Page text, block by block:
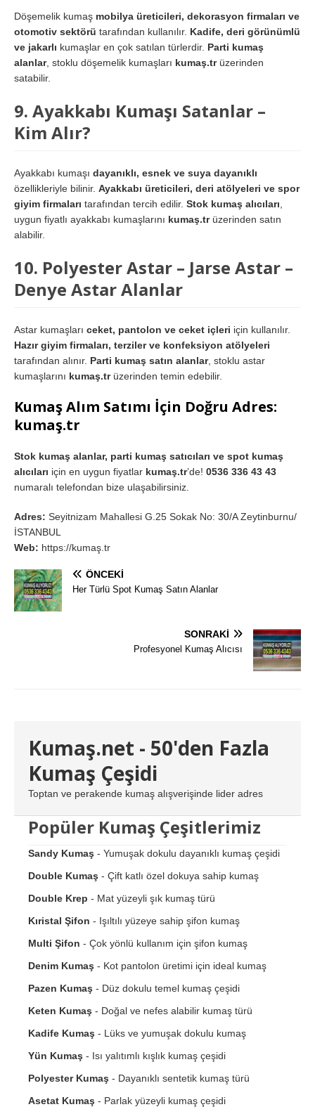
Döşemelik kumaş mobilya üreticileri, dekorasyon firmaları ve
otomotiv sektörü tarafından kullanılır. Kadife, deri görünümlü
ve jakarlı kumaşlar en çok satılan türlerdir. Parti kumaş
alanlar, stoklu döşemelik kumaşları kumaş.trüzerinden
satabilir.
9. Ayakkabı Kumaşı Satanlar –
Kim Alır?
Ayakkabı kumaşı dayanıklı, esnek ve suya dayanıklı
özellikleriyle bilinir. Ayakkabı üreticileri, deri atölyeleri ve spor
giyim firmaları tarafından tercih edilir. Stok kumaş alıcıları,
uygun fiyatlı ayakkabı kumaşlarını kumaş.trüzerinden satın
alabilir.
10. Polyester Astar – Jarse Astar –
Denye Astar Alanlar
Astar kumaşları ceket, pantolon ve ceket içleri için kullanılır.
Hazır giyim firmaları, terziler ve konfeksiyon atölyeleri
tarafından alınır. Parti kumaş satın alanlar, stoklu astar
kumaşlarını kumaş.trüzerinden temin edebilir.
Kumaş Alım Satımı İçin Doğru Adres:
kumaş.tr
Stok kumaş alanlar, parti kumaş satıcıları ve spot kumaş
alıcıları için en uygun fiyatlar kumaş.tr’de! 0536 336 43 43
numaralı telefondan bize ulaşabilirsiniz.
Adres: Seyitnizam Mahallesi G.25 Sokak No: 30/A Zeytinburnu/
İSTANBUL
Web: https://kumaş.tr
ÖNCEKI
Her Türlü Spot Kumaş Satın Alanlar
SONRAKI
Profesyonel Kumaş Alıcısı
Kumaş.net - 50'den Fazla
Kumaş Çeşidi
Toptan ve perakende kumaş alışverişinde lider adres
Popüler Kumaş Çeşitlerimiz
Sandy Kumaş - Yumuşak dokulu dayanıklı kumaş çeşidi
Double Kumaş - Çift katlı özel dokuya sahip kumaş
Double Krep - Mat yüzeyli şık kumaş türü
Kıristal Şifon - Işıltılı yüzeye sahip şifon kumaş
Multi Şifon - Çok yönlü kullanım için şifon kumaş
Denim Kumaş - Kot pantolon üretimi için ideal kumaş
Pazen Kumaş - Düz dokulu temel kumaş çeşidi
Keten Kumaş - Doğal ve nefes alabilir kumaş türü
Kadife Kumaş - Lüks ve yumuşak dokulu kumaş
Yün Kumaş - Isı yalıtımlı kışlık kumaş çeşidi
Polyester Kumaş - Dayanıklı sentetik kumaş türü
Asetat Kumaş - Parlak yüzeyli kumaş çeşidi